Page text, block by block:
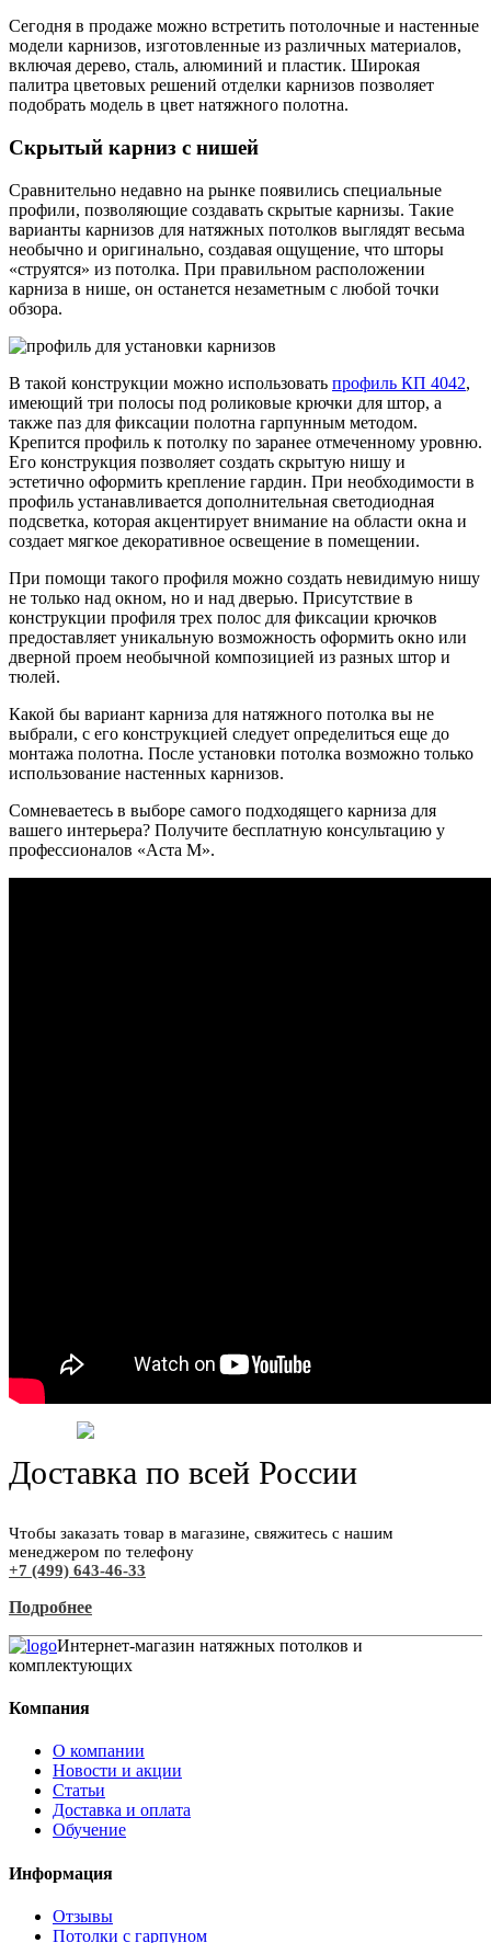
Сегодня в продаже можно встретить потолочные и настенные
модели карнизов, изготовленные из различных материалов,
включая дерево, сталь, алюминий и пластик. Широкая
палитра цветовых решений отделки карнизов позволяет
подобрать модель в цвет натяжного полотна.
Скрытый карниз с нишей
Сравнительно недавно на рынке появились специальные
профили, позволяющие создавать скрытые карнизы. Такие
варианты карнизов для натяжных потолков выглядят весьма
необычно и оригинально, создавая ощущение, что шторы
«струятся» из потолка. При правильном расположении
карниза в нише, он останется незаметным с любой точки
обзора.
В такой конструкции можно использовать профиль КП 4042,
имеющий три полосы под роликовые крючки для штор, а
также паз для фиксации полотна гарпунным методом.
Крепится профиль к потолку по заранее отмеченному уровню.
Его конструкция позволяет создать скрытую нишу и
эстетично оформить крепление гардин. При необходимости в
профиль устанавливается дополнительная светодиодная
подсветка, которая акцентирует внимание на области окна и
создает мягкое декоративное освещение в помещении.
При помощи такого профиля можно создать невидимую нишу
не только над окном, но и над дверью. Присутствие в
конструкции профиля трех полос для фиксации крючков
предоставляет уникальную возможность оформить окно или
дверной проем необычной композицией из разных штор и
тюлей.
Какой бы вариант карниза для натяжного потолка вы не
выбрали, с его конструкцией следует определиться еще до
монтажа полотна. После установки потолка возможно только
использование настенных карнизов.
Сомневаетесь в выборе самого подходящего карниза для
вашего интерьера? Получите бесплатную консультацию у
профессионалов «Аста М».
Доставка по всей России
Чтобы заказать товар в магазине, свяжитесь с нашим
менеджером по телефону
+7 (499) 643-46-33
Подробнее
Интернет-магазин натяжных потолков и
комплектующих
Компания
О компании
Новости и акции
Статьи
Доставка и оплата
Обучение
Информация
Отзывы
Потолки с гарпуном